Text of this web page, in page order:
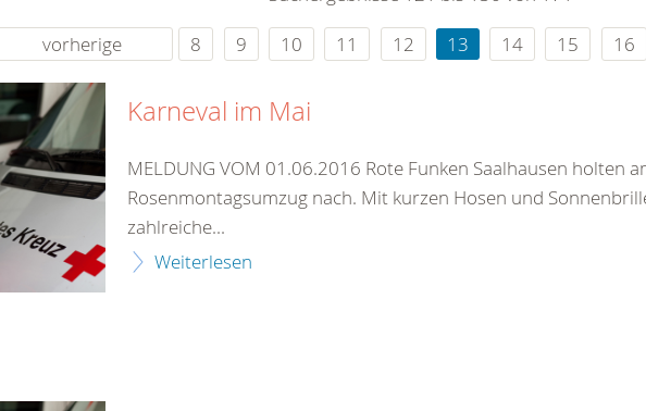
rund um die Uhr
vorherige
8 9 10 11 12 13 14 15 16
Karneval im Mai
MELDUNG VOM 01.06.2016 Rote Funken Saalhausen holten
Rosenmontagsumzug nach. Mit kurzen Hosen und
zahlreiche...
Weiterlesen